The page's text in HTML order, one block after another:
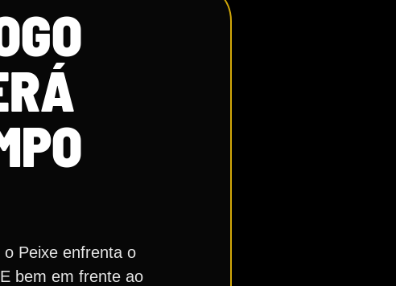
Peixe enfrenta o
bem em frente ao